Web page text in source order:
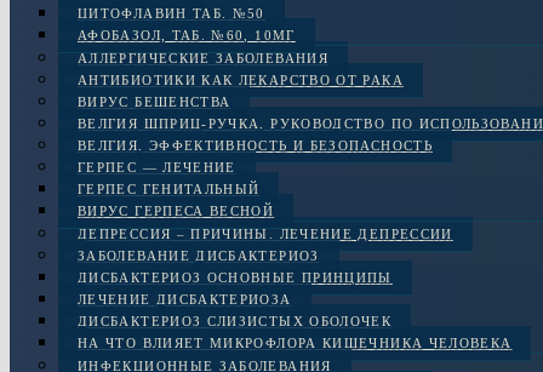
ЦИТОФЛАВИН ТАБ. №50
АФОБАЗОЛ, ТАБ. №60, 10МГ
АЛЛЕРГИЧЕСКИЕ ЗАБОЛЕВАНИЯ
АНТИБИОТИКИ КАК ЛЕКАРСТВО ОТ РАКА
ВИРУС БЕШЕНСТВА
ВЕЛГИЯ ШПРИЦ-РУЧКА, РУКОВОДСТВО ПО
ВЕЛГИЯ, ЭФФЕКТИВНОСТЬ И БЕЗОПАСНОСТЬ
ГЕРПЕС — ЛЕЧЕНИЕ
ГЕРПЕС ГЕНИТАЛЬНЫЙ
ВИРУС ГЕРПЕСА ВЕСНОЙ
ДЕПРЕССИЯ – ПРИЧИНЫ. ЛЕЧЕНИЕ ДЕПРЕССИИ
ЗАБОЛЕВАНИЕ ДИСБАКТЕРИОЗ
ДИСБАКТЕРИОЗ ОСНОВНЫЕ ПРИНЦИПЫ
ЛЕЧЕНИЕ ДИСБАКТЕРИОЗА
ДИСБАКТЕРИОЗ СЛИЗИСТЫХ ОБОЛОЧЕК
НА ЧТО ВЛИЯЕТ МИКРОФЛОРА КИШЕЧНИКА ЧЕЛОВЕКА
ИНФЕКЦИОННЫЕ ЗАБОЛЕВАНИЯ